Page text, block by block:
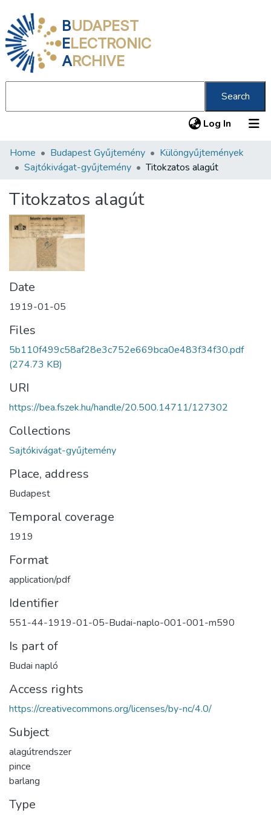
BUDAPEST
ELECTRONIC
ARCHIVE
Search
Log In (current)
Communities & Collections
Statistics
About us
Home Budapest Gyűjtemény
Különgyűjtemények
Sajtókivágat-gyűjtemény
Titokzatos alagút
Titokzatos alagút
Date
1919-01-05
Files
5b110f499c58af28e3c752e669bca0e483f34f30.pdf
(274.73 KB)
URI
https://bea.fszek.hu/handle/20.500.14711/127302
Collections
Sajtókivágat-gyűjtemény
Place, address
Budapest
Temporal coverage
1919
Format
application/pdf
Identifier
551-44-1919-01-05-Budai-naplo-001-001-m590
Is part of
Budai napló
Access rights
https://creativecommons.org/licenses/by-nc/4.0/
Subject
alagútrendszer
pince
barlang
Type